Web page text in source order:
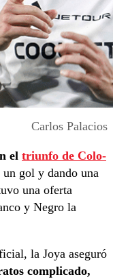
Carlos Palacios
el triunfo de Colo-
gol y dando una
una oferta
y Negro la
la Joya aseguró
complicado,